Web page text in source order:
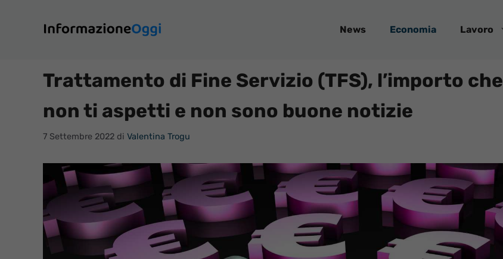
contenuto
News Economia Lavoro
Trattamento di Fine Servizio (TFS), l’importo che
non ti aspetti e non sono buone notizie
7 Settembre 2022 di Valentina Trogu